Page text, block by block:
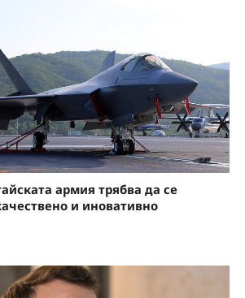
армия трябва да се
и иновативно